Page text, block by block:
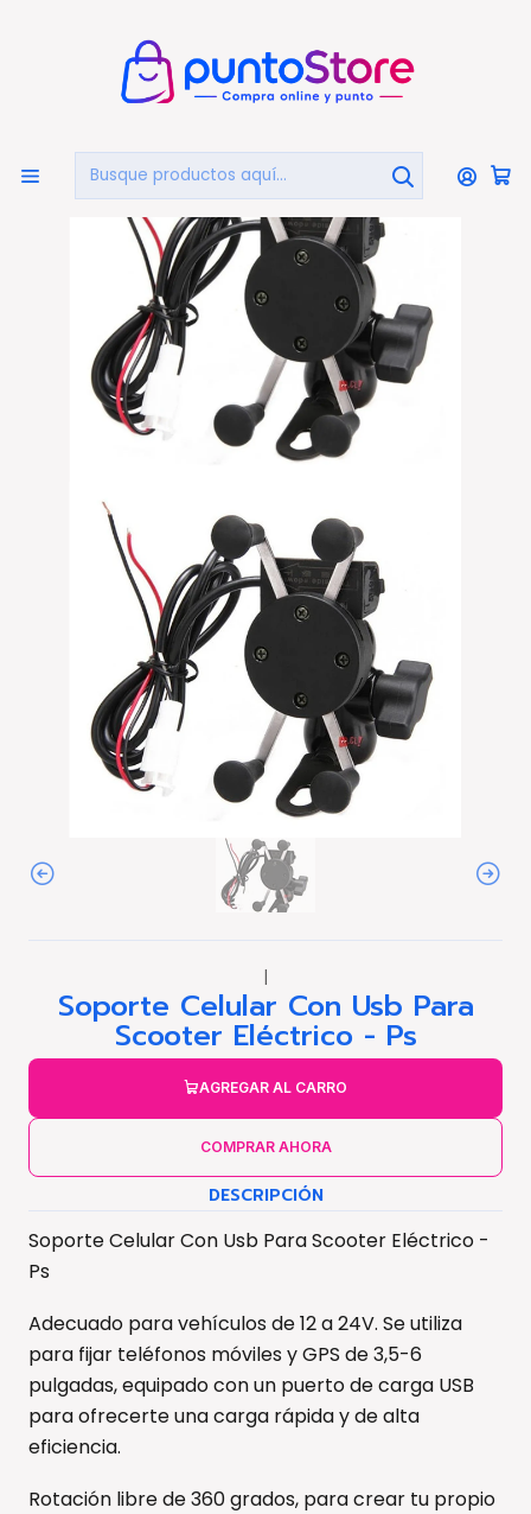
CELULARES Y ACCESORIOS Soportes Celular
Soporte Celular Con Usb Para Scooter Eléctrico - Ps
|
Soporte Celular Con Usb Para
Scooter Eléctrico - Ps
AGREGAR AL CARRO
COMPRAR AHORA
DESCRIPCIÓN
Soporte Celular Con Usb Para Scooter Eléctrico -
Ps
Adecuado para vehículos de 12 a 24V. Se utiliza
para fijar teléfonos móviles y GPS de 3,5-6
pulgadas, equipado con un puerto de carga USB
para ofrecerte una carga rápida y de alta
eficiencia.
Rotación libre de 360 grados, para crear tu propio